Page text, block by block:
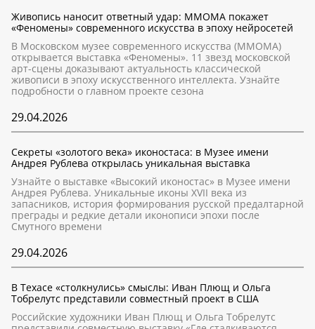
Живопись наносит ответный удар: ММОМА покажет
«Феномены» современного искусства в эпоху нейросетей
В Московском музее современного искусства (ММОМА)
открывается выставка «Феномены». 11 звезд московской
арт-сцены доказывают актуальность классической
живописи в эпоху искусственного интеллекта. Узнайте
подробности о главном проекте сезона
29.04.2026
Секреты «золотого века» иконостаса: в Музее имени
Андрея Рублева открылась уникальная выставка
Узнайте о выставке «Высокий иконостас» в Музее имени
Андрея Рублева. Уникальные иконы XVII века из
запасников, история формирования русской предалтарной
преграды и редкие детали иконописи эпохи после
Смутного времени
29.04.2026
В Техасе «столкнулись» смыслы: Иван Плющ и Ольга
Тобрелутс представили совместный проект в США
Российские художники Иван Плющ и Ольга Тобрелутс